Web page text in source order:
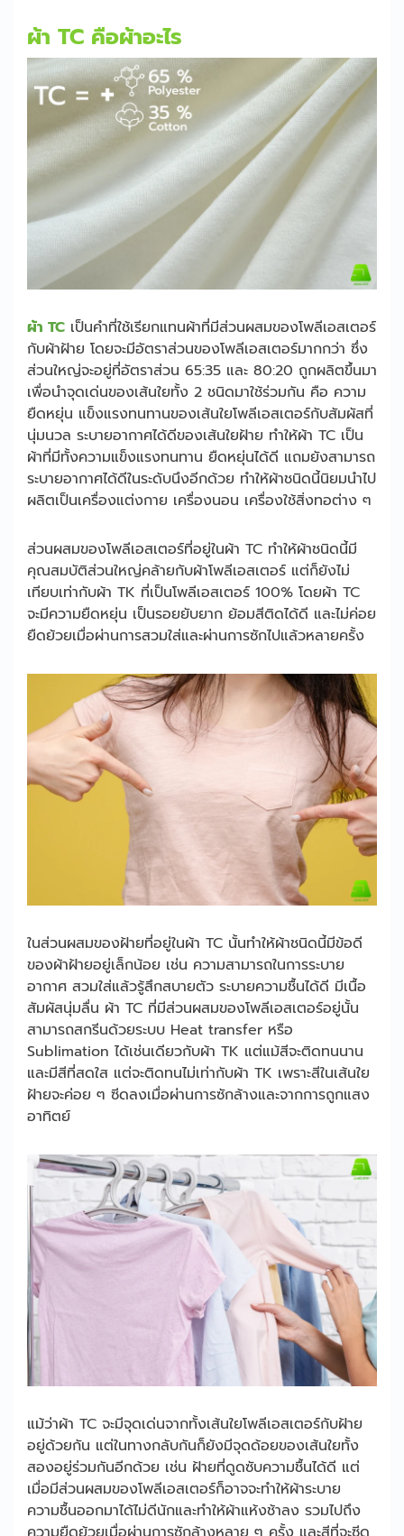
ผ้า TC คือผ้าอะไร
ผ้า TC เป็นคำที่ใช้เรียกแทนผ้าที่มีส่วนผสมของโพลีเอสเตอร์
กับผ้าฝ้าย โดยจะมีอัตราส่วนของโพลีเอสเตอร์มากกว่า ซึ่ง
ส่วนใหญ่จะอยู่ที่อัตราส่วน 65:35 และ 80:20 ถูกผลิตขึ้นมา
เพื่อนำจุดเด่นของเส้นใยทั้ง 2 ชนิดมาใช้ร่วมกัน คือ ความ
ยืดหยุ่น แข็งแรงทนทานของเส้นใยโพลีเอสเตอร์กับสัมผัสที่
นุ่มนวล ระบายอากาศได้ดีของเส้นใยฝ้าย ทำให้ผ้า TC เป็น
ผ้าที่มีทั้งความแข็งแรงทนทาน ยืดหยุ่นได้ดี แถมยังสามารถ
ระบายอากาศได้ดีในระดับนึงอีกด้วย ทำให้ผ้าชนิดนี้นิยมนำไป
ผลิตเป็นเครื่องแต่งกาย เครื่องนอน เครื่องใช้สิ่งทอต่าง ๆ
ส่วนผสมของโพลีเอสเตอร์ที่อยู่ในผ้า TC ทำให้ผ้าชนิดนี้มี
คุณสมบัติส่วนใหญ่คล้ายกับผ้าโพลีเอสเตอร์ แต่ก็ยังไม่
เทียบเท่ากับผ้า TK ที่เป็นโพลีเอสเตอร์ 100% โดยผ้า TC
จะมีความยืดหยุ่น เป็นรอยยับยาก ย้อมสีติดได้ดี และไม่ค่อย
ยืดย้วยเมื่อผ่านการสวมใส่และผ่านการซักไปแล้วหลายครั้ง
ในส่วนผสมของฝ้ายที่อยู่ในผ้า TC นั้นทำให้ผ้าชนิดนี้มีข้อดี
ของผ้าฝ้ายอยู่เล็กน้อย เช่น ความสามารถในการระบาย
อากาศ สวมใส่แล้วรู้สึกสบายตัว ระบายความชื้นได้ดี มีเนื้อ
สัมผัสนุ่มลื่น ผ้า TC ที่มีส่วนผสมของโพลีเอสเตอร์อยู่นั้น
สามารถสกรีนด้วยระบบ Heat transfer หรือ
Sublimation ได้เช่นเดียวกับผ้า TK แต่แม้สีจะติดทนนาน
และมีสีที่สดใส แต่จะติดทนไม่เท่ากับผ้า TK เพราะสีในเส้นใย
ฝ้ายจะค่อย ๆ ซีดลงเมื่อผ่านการซักล้างและจากการถูกแสง
อาทิตย์
แม้ว่าผ้า TC จะมีจุดเด่นจากทั้งเส้นใยโพลีเอสเตอร์กับฝ้าย
อยู่ด้วยกัน แต่ในทางกลับกันก็ยังมีจุดด้อยของเส้นใยทั้ง
สองอยู่ร่วมกันอีกด้วย เช่น ฝ้ายที่ดูดซับความชื้นได้ดี แต่
เมื่อมีส่วนผสมของโพลีเอสเตอร์ก็อาจจะทำให้ผ้าระบาย
ความชื้นออกมาได้ไม่ดีนักและทำให้ผ้าแห้งช้าลง รวมไปถึง